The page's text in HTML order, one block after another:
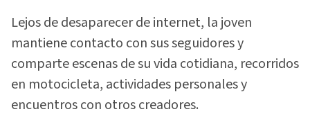
Lejos de desaparecer de internet, la joven
mantiene contacto con sus seguidores y
comparte escenas de su vida cotidiana, recorridos
en motocicleta, actividades personales y
encuentros con otros creadores.